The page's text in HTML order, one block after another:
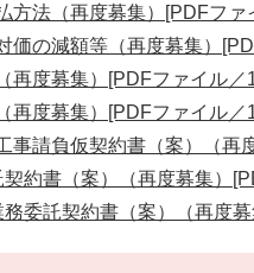
法（再度募集）[PDFファ
の減額等（再度募集）
度募集）[PDFファイル／
度募集）[PDFファイル／
請負仮契約書（案）（再
約書（案）（再度募集）
委託契約書（案）（再度